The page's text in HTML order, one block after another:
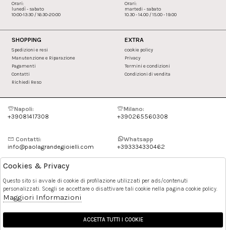
Orari:
lunedì - sabato
10:00-13:30 / 16:30-20:00
Orari:
martedi - sabato
10.30 - 14.00 / 15.00 - 19.00
SHOPPING
Spedizioni e resi
Manutenzione e Riparazione
Pagamenti
Contatti
Richiedi Reso
EXTRA
cookie policy
Privacy
Termini e condizioni
Condizioni di vendita
Napoli:
+39081417308
Milano:
+390265560308
Contatti:
info@paolagrandegioielli.com
Whatsapp
+393334330462
Instagram
Pinterest
Cookies & Privacy
Questo sito si avvale di cookie di profilazione utilizzati per ads/contenuti
personalizzati. Scegli se accettare o disattivare tali cookie nella pagina cookie policy.
Maggiori Informazioni
ACCETTA TUTTI I COOKIE